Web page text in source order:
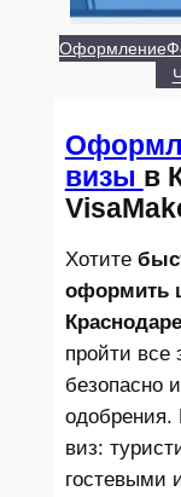
Оформление
визы в
Хотите
оформить
Краснодаре
пройти все
безопасно
виз:
гостевыми